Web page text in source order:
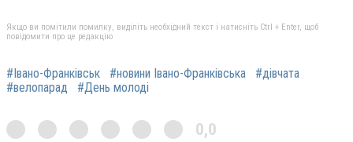
Якщо ви помітили помилку, виділіть необхідний текст і натисніть Ctrl + Enter, щоб
повідомити про це редакцію
#Івано-Франківськ #новини Івано-Франківська
#дівчата
#велопарад
#День молоді
0,0